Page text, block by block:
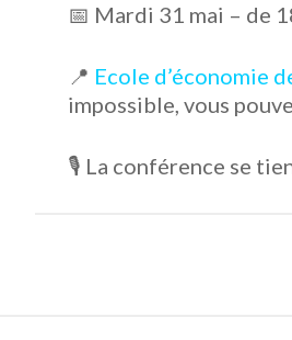
📅 Mardi 31 mai – de
📍 Ecole d’économie
impossible, vous
🎙 La conférence se